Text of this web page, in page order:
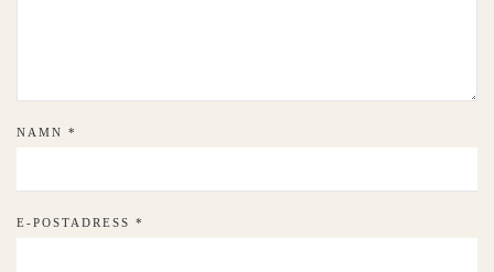
NAMN *
E-POSTADRESS *